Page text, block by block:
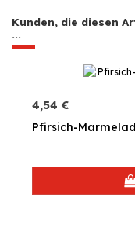
Kunden, die diesen
...
4,54 €
Pfirsich-